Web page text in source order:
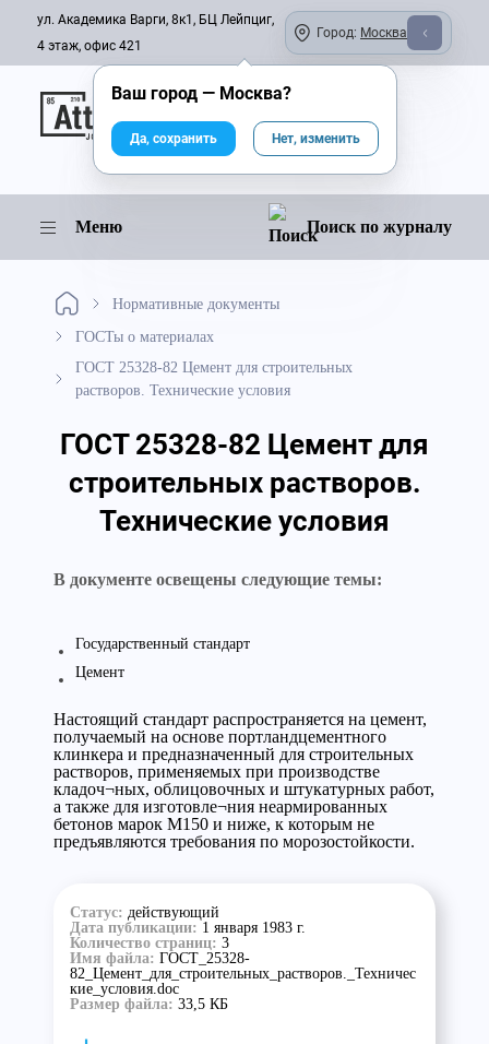
ул. Академика Варги, 8к1, БЦ Лейпциг,
4 этаж, офис 421
Город: Москва
Онлайн-журнал
Меню Поиск по журналу
Нормативные документы
ГОСТы о материалах
ГОСТ 25328-82 Цемент для строительных
растворов. Технические условия
ГОСТ 25328-82 Цемент для
строительных растворов.
Технические условия
В документе освещены следующие темы:
Государственный стандарт
Цемент
Настоящий стандарт распространяется на цемент,
получаемый на основе портландцементного
клинкера и предназначенный для строительных
растворов, применяемых при производстве
кладоч¬ных, облицовочных и штукатурных работ,
а также для изготовле¬ния неармированных
бетонов марок М150 и ниже, к которым не
предъявляются требования по морозостойкости.
Статус: действующий
Дата публикации: 1 января 1983 г.
Количество страниц: 3
Имя файла: ГОСТ_25328-
82_Цемент_для_строительных_растворов._Техничес
кие_условия.doc
Размер файла: 33,5 КБ
Ваш город — Москва?
Да, сохранить Нет, изменить